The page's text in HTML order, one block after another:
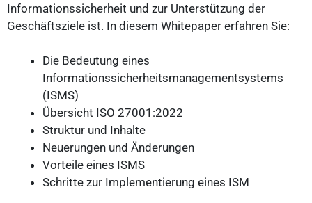
Informationssicherheit und zur Unterstützung der
Geschäftsziele ist. In diesem Whitepaper erfahren Sie:
Die Bedeutung eines
Informationssicherheitsmanagementsystems
(ISMS)
Übersicht ISO 27001:2022
Struktur und Inhalte
Neuerungen und Änderungen
Vorteile eines ISMS
Schritte zur Implementierung eines ISM